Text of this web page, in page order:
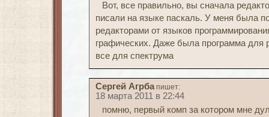
Вот, все правильно, вы сначала
писали на языке паскаль. У меня была
редакторами от языков
графических. Даже была программа для
все для спектрума
Сергей Агрба пишет:
18 марта 2011 в 22:44
помню, первый комп за котором мне